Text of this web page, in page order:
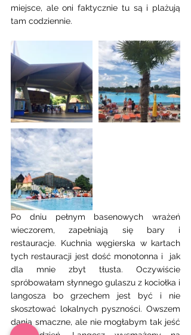
miejsce, ale oni faktycznie tu są i plażują
tam codziennie.
Po dniu pełnym basenowych wrażeń
wieczorem, zapełniają się bary i
restauracje. Kuchnia węgierska w kartach
tych restauracji jest dość monotonna i  jak
dla mnie zbyt tłusta. Oczywiście
spróbowałam słynnego gulaszu z kociołka i
langosza bo grzechem jest być i nie
skosztować lokalnych pyszności. Owszem
dania smaczne, ale nie mogłabym tak jeść